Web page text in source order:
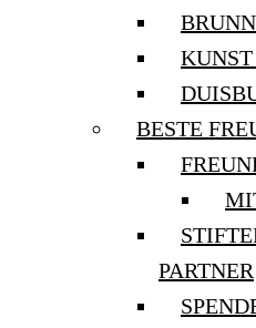
BESTE
PARTNER